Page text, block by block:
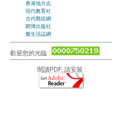
香港地方志
現代教育社
古代戰役網
閎博出版社
樂生活誌網
歡迎您的光臨 :
閱讀PDF, 請安裝 :